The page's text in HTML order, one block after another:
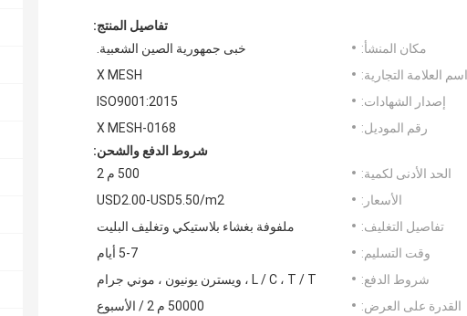
تفاصيل المنتج:
مكان المنشأ:
خبى جمهورية الصين الشعبية.
اسم العلامة التجارية:
X MESH
إصدار الشهادات:
ISO9001:2015
رقم الموديل:
X MESH-0168
شروط الدفع والشحن:
الحد الأدنى لكمية:
500 م 2
الأسعار:
USD2.00-USD5.50/m2
تفاصيل التغليف:
ملفوفة بغشاء بلاستيكي وتغليف البليت
وقت التسليم:
5-7 أيام
شروط الدفع:
L / C ، T / T ، ويسترن يونيون ، موني جرام
القدرة على العرض:
50000 م 2 / الأسبوع